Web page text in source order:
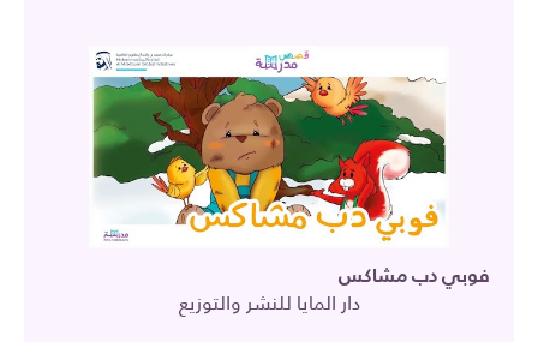
فوبي دب مشاكس
دار المايا للنشر والتوزيع